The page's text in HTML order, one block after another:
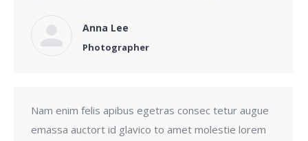
Anna Lee
Photographer
Nam enim felis apibus egetras consec tetur augue
emassa auctort id glavico to amet molestie lorem